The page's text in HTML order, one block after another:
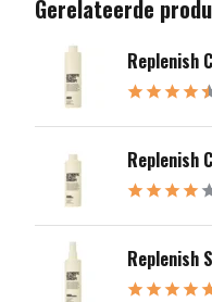
Gerelateerde
Replenish
Replenish
Replenish